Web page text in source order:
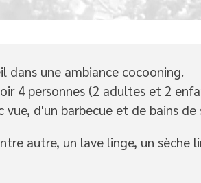
dans une ambiance cocooning.
4 personnes (2 adultes et 2
d'un barbecue et de bains de
autre, un lave linge, un sèche